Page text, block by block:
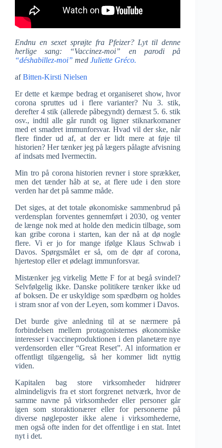
Endnu en sexet sprøjte fra Pfeizer? Lyt til denne
herlige sang: “Vaccinez-moi” en parodi på
“déshabillez-moi” med Juliette Gréco.
afBitten-Kirsti Nielsen
Er dette et kæmpe bedrag et organiseret show, hvor
corona spruttes ud i flere varianter? Nu 3. stik,
derefter 4 stik (allerede påbegyndt) dernæst 5. 6. stik
osv., indtil alle går rundt og ligner stiknarkomaner
med et smadret immunforsvar. Hvad vil der ske, når
flere finder ud af, at der er lidt mere at føje til
historien? Her tænker jeg på lægers pålagte afvisning
af indsats med Ivermectin.
Min tro på corona historien revner i store sprækker,
men det tænder håb at se, at flere ude i den store
verden har det på samme måde.
Det siges, at det totale økonomiske sammenbrud på
verdensplan forventes gennemført i 2030, og venter
de længe nok med at holde den medicin tilbage, som
kan gribe corona i starten, kan der nå at dø nogle
flere. Vi er jo for mange ifølge Klaus Schwab i
Davos. Spørgsmålet er så, om de dør af corona,
hjertestop eller et ødelagt immunforsvar.
Mistænker jeg virkelig Mette F for at begå svindel?
Selvfølgelig ikke. Danske politikere tænker ikke ud
af boksen. De er uskyldige som spædbørn og holdes
i stram snor af von der Leyen, som kommer i Davos.
Det burde give anledning til at se nærmere på
forbindelsen mellem protagonisternes økonomiske
interesser i vaccineproduktionen i den planetære nye
verdensorden eller “Great Reset”. Al information er
offentligt tilgængelig, så her kommer lidt nyttig
viden.
Kapitalen bag store virksomheder hidrører
almindeligvis fra et stort forgrenet netværk, hvor de
samme navne på virksomheder eller personer går
igen som storaktionærer eller for personerne på
diverse nøgleposter ikke alene i virksomhederne,
men også ofte inden for det offentlige i en stat. Intet
nyt i det.